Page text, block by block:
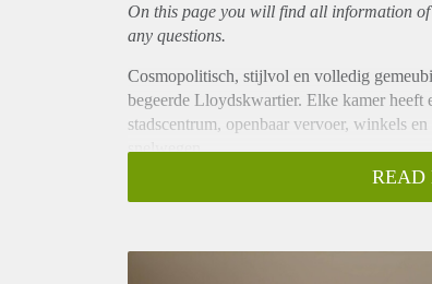
On this page you will find all information
any questions.
Cosmopolitisch, stijlvol en volledig
begeerde Lloydskwartier. Elke kamer heeft
stadscentrum, openbaar vervoer, winkels
snelwegen.
Inclusief een prive parkeerplaats in de
Appartement indeling: gang; toilet; ruime
READ